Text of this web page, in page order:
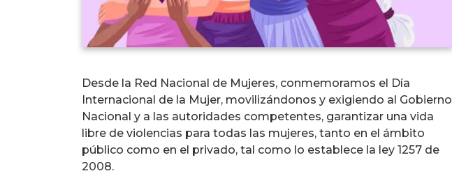
Desde la Red Nacional de Mujeres, conmemoramos el Día
Internacional de la Mujer, movilizándonos y exigiendo al Gobierno
Nacional y a las autoridades competentes, garantizar una vida
libre de violencias para todas las mujeres, tanto en el ámbito
público como en el privado, tal como lo establece la ley 1257 de
2008.